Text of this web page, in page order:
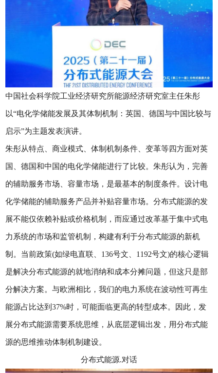
中国社会科学院工业经济研究所能源经济研究室主任朱彤
以“电化学储能发展及其体制机制：英国、德国与中国比较与
启示”为主题发表演讲。
朱彤从特点、商业模式、体制机制条件、变革等四方面对英
国、德国和中国的电化学储能进行了比较。朱彤认为，完善
的辅助服务市场、容量市场，是最基本的制度条件。设计电
化学储能的辅助服务产品并补贴容量市场。分布式能源的发
展不能仅依赖补贴或价格机制，而应通过改革基于集中式电
力系统的市场和监管机制，构建有利于分布式能源的新机
制。当前政策(如绿电直联、136号文、1192号文)的核心逻辑
是解决分布式能源的就地消纳和成本分摊问题，但这只是部
分解决方案。与欧洲相比，我们的电力系统在波动性可再生
能源占比达到37%时，可能面临更高的转型成本。因此，发
展分布式能源需要系统思维，从底层逻辑出发，用分布式能
源的思维推动体制机制建设。
分布式能源.对话